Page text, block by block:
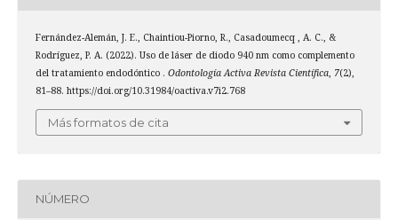
Fernández-Alemán, J. E., Chaintiou-Piorno, R., Casadoumecq , A. C., &
Rodríguez, P. A. (2022). Uso de láser de diodo 940 nm como complemento
del tratamiento endodóntico . Odontología Activa Revista Científica, 7(2),
81–88. https://doi.org/10.31984/oactiva.v7i2.768
Más formatos de cita
NÚMERO